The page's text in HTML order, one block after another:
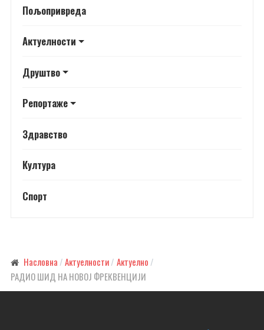
Пољопривреда
Актуелности
Друштво
Репортаже
Здравство
Култура
Спорт
Насловна Актуелности Актуелно
РАДИО ШИД НА НОВОЈ ФРЕКВЕНЦИЈИ